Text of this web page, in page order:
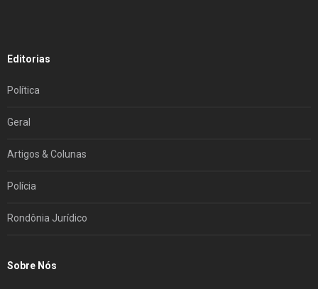
Editorias
Política
Geral
Artigos & Colunas
Polícia
Rondônia Jurídico
Sobre Nós